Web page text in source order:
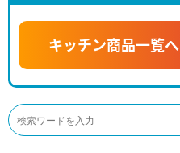
キッチン商品一覧へ